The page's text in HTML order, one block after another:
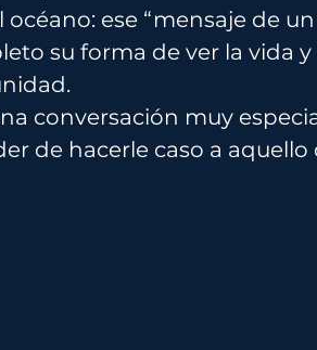
océano: ese “mensaje de
su forma de ver la vida
conversación muy
de hacerle caso a